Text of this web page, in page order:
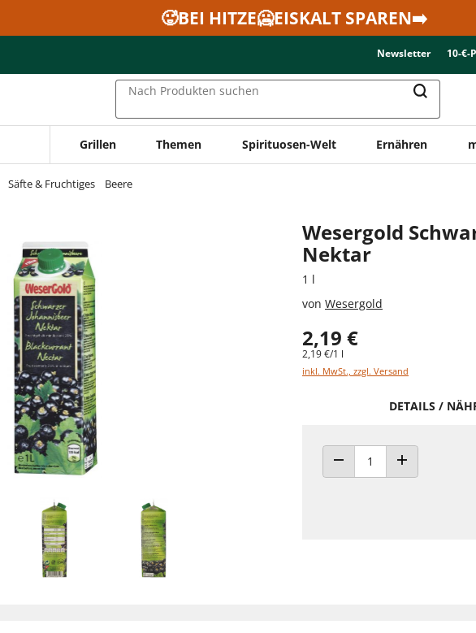
🥵BEI HITZE🥶EISKALT SPAREN➡️
Newsletter 10-€-
Nach Produkten suchen
Grillen Themen Spirituosen-Welt Ernähren
Säfte & Fruchtiges Beere
Wesergold
Nektar
1 l
von Wesergold
2,19 €
2,19 €/1 l
inkl. MwSt., zzgl. Versand
DETAILS /
ANZAHL VERRINGERN
ANZAHL